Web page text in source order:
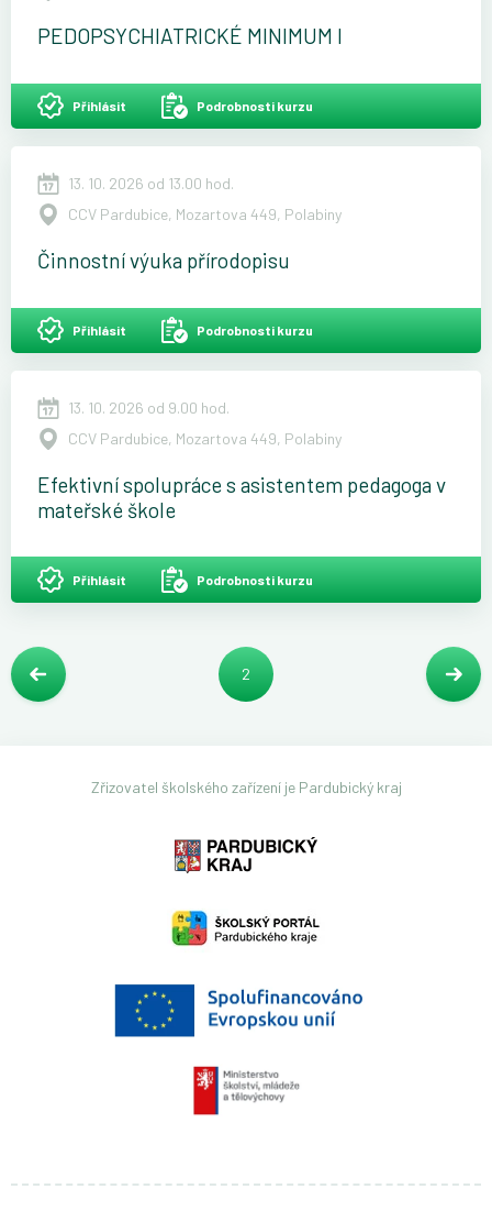
PEDOPSYCHIATRICKÉ MINIMUM I
Přihlásit Podrobnosti kurzu
13. 10. 2026 od 13.00 hod.
CCV Pardubice, Mozartova 449, Polabiny
Činnostní výuka přírodopisu
Přihlásit Podrobnosti kurzu
13. 10. 2026 od 9.00 hod.
CCV Pardubice, Mozartova 449, Polabiny
Efektivní spolupráce s asistentem pedagoga v
mateřské škole
Přihlásit Podrobnosti kurzu
2
Zřizovatel školského zařízení je Pardubický kraj